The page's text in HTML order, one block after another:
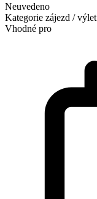
Neuvedeno
Kategorie zájezd / výlet
Vhodné pro